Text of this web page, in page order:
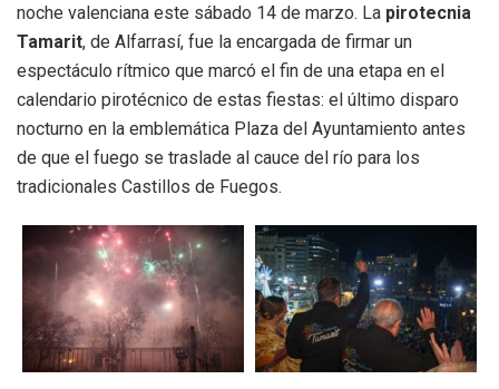
noche valenciana este sábado 14 de marzo. La pirotecnia
Tamarit, de Alfarrasí, fue la encargada de firmar un
espectáculo rítmico que marcó el fin de una etapa en el
calendario pirotécnico de estas fiestas: el último disparo
nocturno en la emblemática Plaza del Ayuntamiento antes
de que el fuego se traslade al cauce del río para los
tradicionales Castillos de Fuegos.